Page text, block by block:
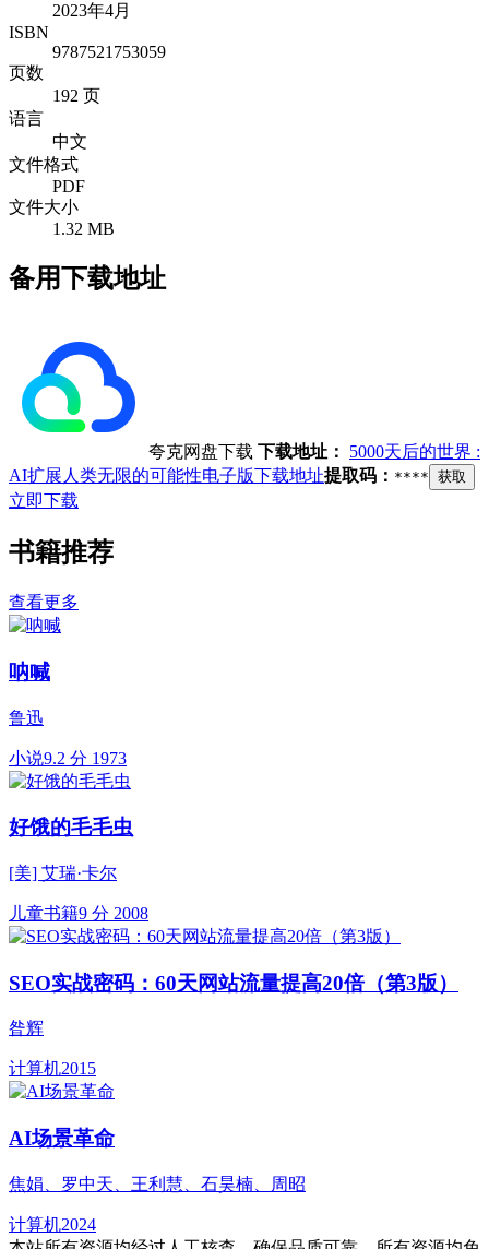
2023年4月
ISBN
9787521753059
页数
192 页
语言
中文
文件格式
PDF
文件大小
1.32 MB
备用下载地址
夸克网盘下载 下载地址： 5000天后的世界 :
AI扩展人类无限的可能性电子版下载地址提取码： **** 获取
立即下载
书籍推荐
查看更多
呐喊
鲁迅
小说9.2 分 1973
好饿的毛毛虫
[美] 艾瑞·卡尔
儿童书籍9 分 2008
SEO实战密码：60天网站流量提高20倍（第3版）
昝辉
计算机2015
AI场景革命
焦娟、罗中天、王利慧、石昊楠、周昭
计算机2024